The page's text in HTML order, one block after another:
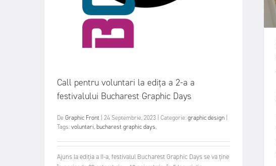
Call pentru voluntari la edița a 2-a a
festivalului Bucharest Graphic Days
De Graphic Front 24 Septembrie, 2023 Categorie:graphic design
Tags:voluntari,bucharest graphic days,
Ajuns la ediția a II-a, festivalul Bucharest Graphic Days se va ține